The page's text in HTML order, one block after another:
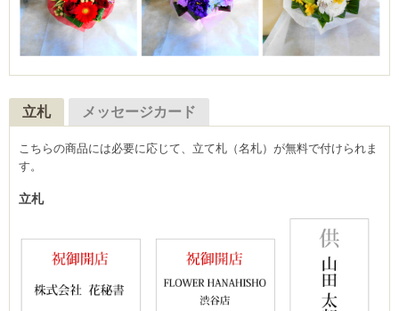
立札 メッセージカード
こちらの商品には必要に応じて、立て札（名札）が無料で付けられま
す。
立札